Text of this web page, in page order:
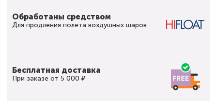
Обработаны средством
Для продления полета воздушных шаров
Бесплатная доставка
При заказе от 5 000 ₽